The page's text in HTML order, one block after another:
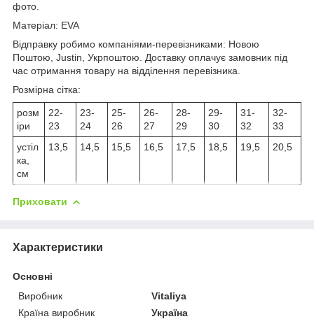
фото.
Матеріал: EVA
Відправку робимо компаніями-перевізниками: Новою
Поштою, Justin, Укрпоштою. Доставку оплачує замовник під
час отримання товару на відділення перевізника.
Розмірна сітка:
розм
іри
22-
23
23-
24
25-
26
26-
27
28-
29
29-
30
31-
32
32-
33
устіл
ка,
см
13,5 14,5 15,5 16,5 17,5 18,5 19,5 20,5
Приховати
Характеристики
Основні
Виробник
Vitaliya
Країна виробник
Україна